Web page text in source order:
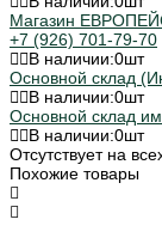
Магазин
+7 (926) 701-79-70
В наличии:0шт
Основной склад
В наличии:0шт
Основной склад
В наличии:0шт
Отсутствует на
Похожие товары